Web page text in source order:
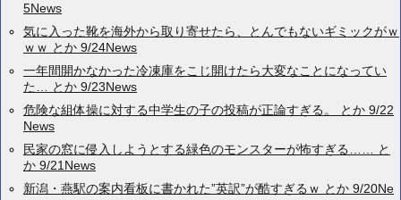
5News
気に入った靴を海外から取り寄せたら、とんでもないギミックがｗ
ｗｗ とか 9/24News
一年間開かなかった冷凍庫をこじ開けたら大変なことになってい
た… とか 9/23News
危険な組体操に対する中学生の子の投稿が正論すぎる。 とか 9/22
News
民家の窓に侵入しようとする緑色のモンスターが怖すぎる…… と
か 9/21News
新潟・燕駅の案内看板に書かれた”英訳”が酷すぎるｗ とか 9/20Ne